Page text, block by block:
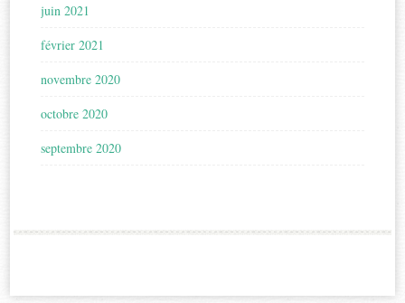
juin 2021
février 2021
novembre 2020
octobre 2020
septembre 2020